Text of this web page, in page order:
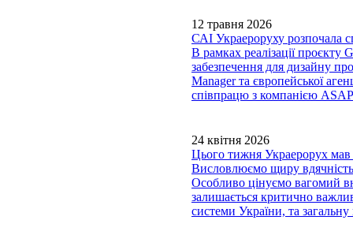
12 травня 2026
САІ Украероруху розпочала
В рамках реалізації
забезпечення для дизайну
Manager та європейської
співпрацю з компанією
24 квітня 2026
Цього тижня Украерорух мав
Висловлюємо щиру вдячність
Особливо цінуємо вагомий
залишається критично
системи України, та загальну